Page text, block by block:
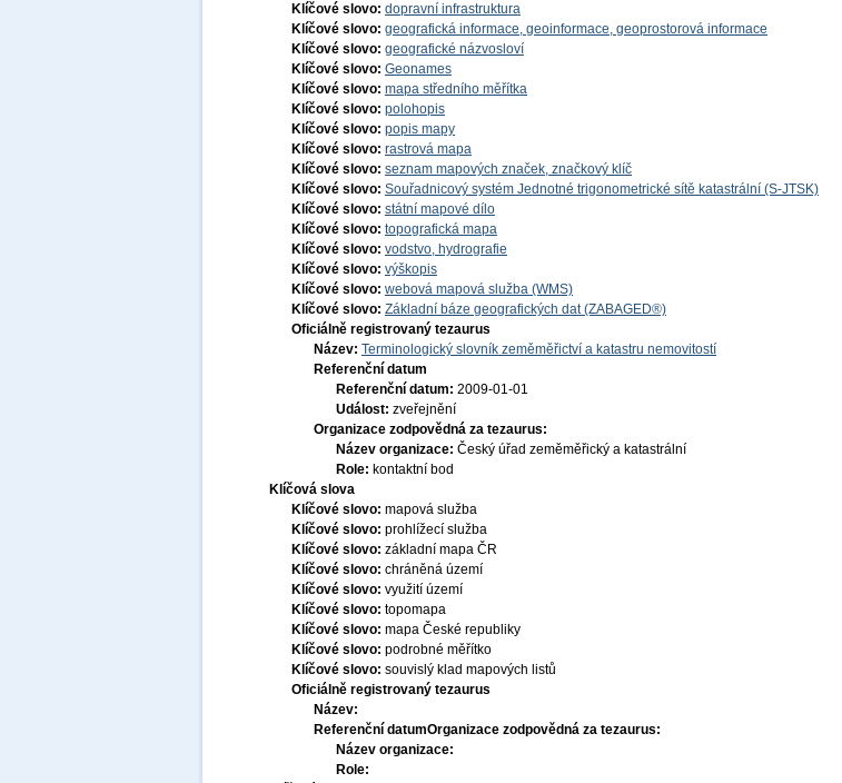
Klíčové slovo: dopravní infrastruktura
Klíčové slovo: geografická informace, geoinformace, geoprostorová informace
Klíčové slovo: geografické názvosloví
Klíčové slovo: Geonames
Klíčové slovo: mapa středního měřítka
Klíčové slovo: polohopis
Klíčové slovo: popis mapy
Klíčové slovo: rastrová mapa
Klíčové slovo: seznam mapových značek, značkový klíč
Klíčové slovo: Souřadnicový systém Jednotné trigonometrické sítě katastrální (S-JTSK)
Klíčové slovo: státní mapové dílo
Klíčové slovo: topografická mapa
Klíčové slovo: vodstvo, hydrografie
Klíčové slovo: výškopis
Klíčové slovo: webová mapová služba (WMS)
Klíčové slovo: Základní báze geografických dat (ZABAGED®)
Oficiálně registrovaný tezaurus
Název: Terminologický slovník zeměměřictví a katastru nemovitostí
Referenční datum
Referenční datum: 2009-01-01
Událost: zveřejnění
Organizace zodpovědná za tezaurus:
Název organizace: Český úřad zeměměřický a katastrální
Role: kontaktní bod
Klíčová slova
Klíčové slovo: mapová služba
Klíčové slovo: prohlížecí služba
Klíčové slovo: základní mapa ČR
Klíčové slovo: chráněná území
Klíčové slovo: využití území
Klíčové slovo: topomapa
Klíčové slovo: mapa České republiky
Klíčové slovo: podrobné měřítko
Klíčové slovo: souvislý klad mapových listů
Oficiálně registrovaný tezaurus
Název:
Referenční datumOrganizace zodpovědná za tezaurus:
Název organizace:
Role: